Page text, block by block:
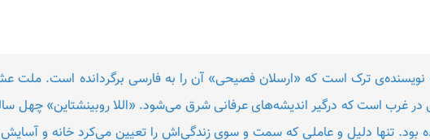
ترک است که «ارسلان فصیحی» آن را به فارسی برگردانده است. ملت
در غرب است که درگیر اندیشه‌های عرفانی شرق می‌شود. «اللا روبینشتاین» چهل
بود. تنها دلیل و عاملی که سمت و سوی زندگی‌اش را تعیین می‌کرد خانه و